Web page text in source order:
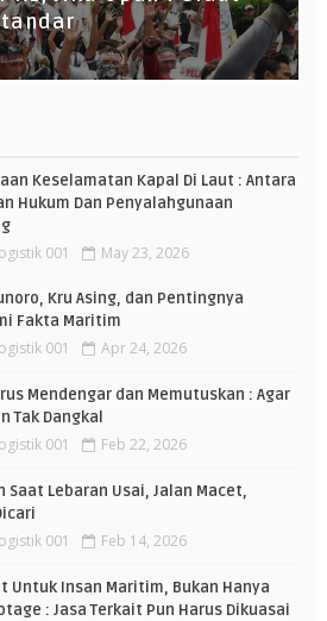
Keselamatan Kapal Di Laut : Antara
Hukum Dan Penyalahgunaan
001 May 23, 2026
Kru Asing, dan Pentingnya
Fakta Maritim
001 Apr 24, 2026
Mendengar dan Memutuskan : Agar
Tak Dangkal
001 Feb 22, 2026
Saat Lebaran Usai, Jalan Macet,
001 Feb 14, 2026
Untuk Insan Maritim, Bukan Hanya
: Jasa Terkait Pun Harus Dikuasai